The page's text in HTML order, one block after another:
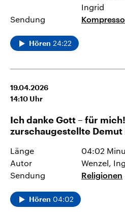
Ingrid
Sendung
Hören 24:22
19.04.2026
14:10 Uhr
Ich danke Gott – für
zurschaugestellte Demut
Länge
04:02
Autor
Wenzel,
Sendung
Religionen
Hören 04:02